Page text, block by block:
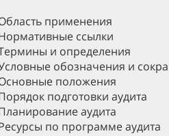
применения
ссылки
и определения
обозначения и
положения
подготовки аудита
аудита
по программе аудита